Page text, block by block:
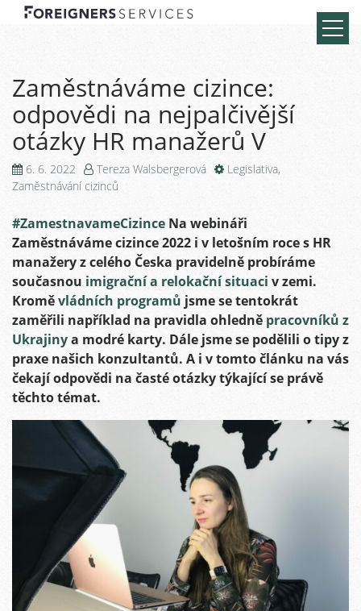
Zaměstnáváme cizince:
odpovědi na nejpalčivější
otázky HR manažerů V
6. 6. 2022 Tereza Walsbergerová Legislativa,
Zaměstnávání cizinců
#ZamestnavameCizince Na webináři
Zaměstnáváme cizince 2022 i v letošním roce s HR
manažery z celého Česka pravidelně probíráme
současnou imigrační a relokační situaci v zemi.
Kroměvládních programů jsme se tentokrát
zaměřili například na pravidla ohledně pracovníků z
Ukrajinya modré karty. Dále jsme se podělili o tipy z
praxe našich konzultantů. A i v tomto článku na vás
čekají odpovědi na časté otázky týkající se právě
těchto témat.